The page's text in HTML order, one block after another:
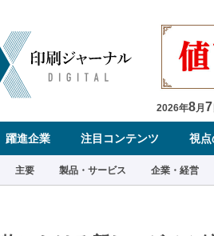
2026年8月 7
躍進企業 注目コンテンツ 視点
主要 製品・サービス 企業・経営